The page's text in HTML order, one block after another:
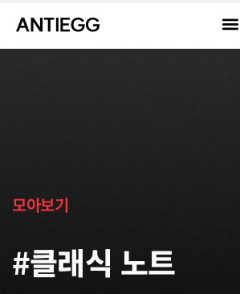
모아보기
#클래식 노트